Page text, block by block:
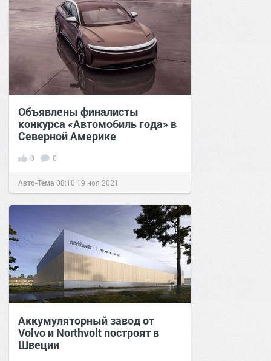
Объявлены финалисты
конкурса «Автомобиль года» в
Северной Америке
0 0
Авто-Тема 08:10 19 ноя 2021
Аккумуляторный завод от
Volvo и Northvolt построят в
Швеции